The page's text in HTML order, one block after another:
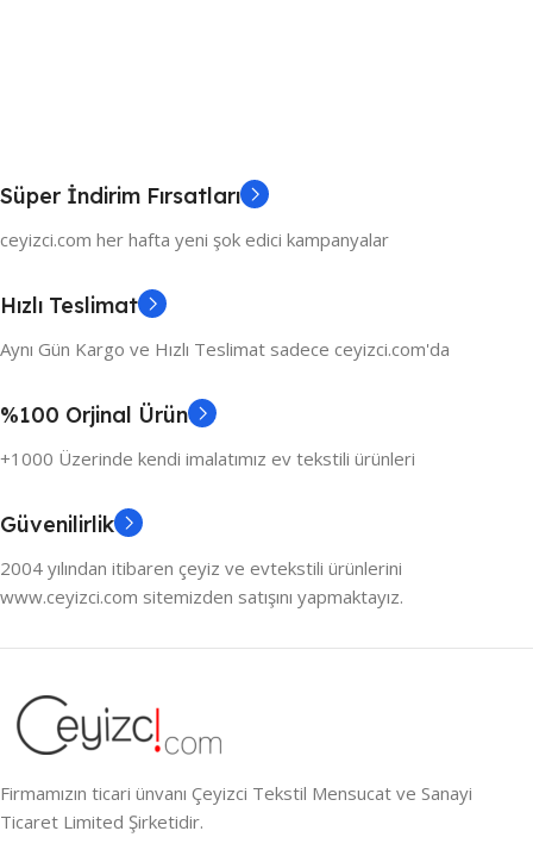
Süper İndirim Fırsatları
ceyizci.com her hafta yeni şok edici kampanyalar
Hızlı Teslimat
Aynı Gün Kargo ve Hızlı Teslimat sadece ceyizci.com'da
%100 Orjinal Ürün
+1000 Üzerinde kendi imalatımız ev tekstili ürünleri
Güvenilirlik
2004 yılından itibaren çeyiz ve evtekstili ürünlerini
www.ceyizci.com sitemizden satışını yapmaktayız.
Firmamızın ticari ünvanı Çeyizci Tekstil Mensucat ve Sanayi
Ticaret Limited Şirketidir.